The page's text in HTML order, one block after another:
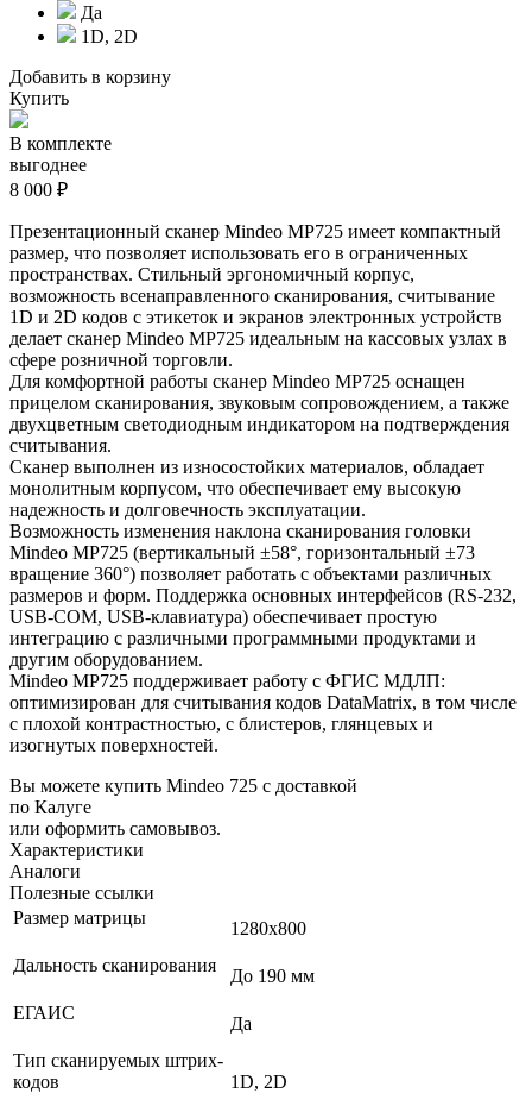
Да
1D, 2D
Добавить в корзину
Купить
В комплекте
выгоднее
8 000 ₽
Презентационный сканер Mindeo MP725 имеет компактный
размер, что позволяет использовать его в ограниченных
пространствах. Стильный эргономичный корпус,
возможность всенаправленного сканирования, считывание
1D и 2D кодов с этикеток и экранов электронных устройств
делает сканер Mindeo MP725 идеальным на кассовых узлах в
сфере розничной торговли.
Для комфортной работы сканер Mindeo MP725 оснащен
прицелом сканирования, звуковым сопровождением, а также
двухцветным светодиодным индикатором на подтверждения
считывания.
Сканер выполнен из износостойких материалов, обладает
монолитным корпусом, что обеспечивает ему высокую
надежность и долговечность эксплуатации.
Возможность изменения наклона сканирования головки
Mindeo MP725 (вертикальный ±58°, горизонтальный ±73
вращение 360°) позволяет работать с объектами различных
размеров и форм. Поддержка основных интерфейсов (RS-232,
USB-COM, USB-клавиатура) обеспечивает простую
интеграцию с различными программными продуктами и
другим оборудованием.
Mindeo MP725 поддерживает работу с ФГИС МДЛП:
оптимизирован для считывания кодов DataMatrix, в том числе
с плохой контрастностью, с блистеров, глянцевых и
изогнутых поверхностей.
Вы можете купить Mindeo 725 с доставкой
по Калуге
или оформить самовывоз.
Характеристики
Аналоги
Полезные ссылки
Размер матрицы
1280х800
Дальность сканирования
До 190 мм
ЕГАИС
Да
Тип сканируемых штрих-
кодов
1D, 2D